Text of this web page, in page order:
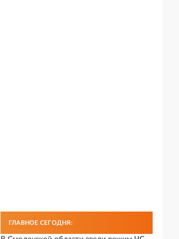
ГЛАВНОЕ СЕГОДНЯ: